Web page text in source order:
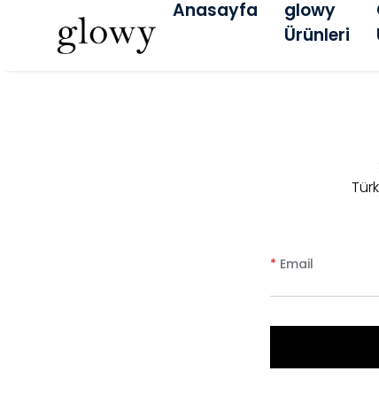
Anasayfa
glowy
Ürünleri
* Email